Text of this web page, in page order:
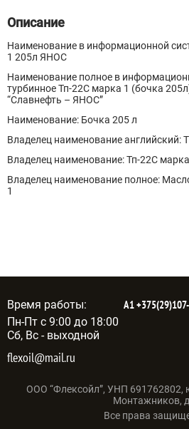
Описание
Наименование в информационной
1 205л ЯНОС
Наименование полное в
турбинное Тп-22С марка 1 (бочка
“Славнефть – ЯНОС”
Наименование: Бочка 205 л
Владелец наименование английский:
Владелец наименование: Тп-22С марка
Владелец наименование полное:
1
flexoil@mail.ru
Время работы:
Пн-Пт с 9:00 до 18:00
Сб, Вс - выходной
А1
ООО “Флексойл”, УНП 691762802,
Монтажников,
Все права